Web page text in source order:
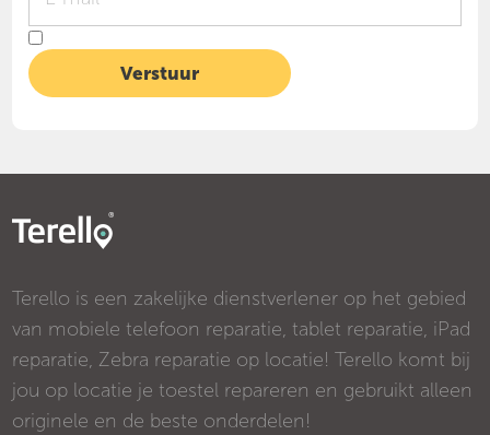
Terello is een zakelijke dienstverlener op het gebied
van mobiele telefoon reparatie, tablet reparatie, iPad
reparatie, Zebra reparatie op locatie! Terello komt bij
jou op locatie je toestel repareren en gebruikt alleen
originele en de beste onderdelen!